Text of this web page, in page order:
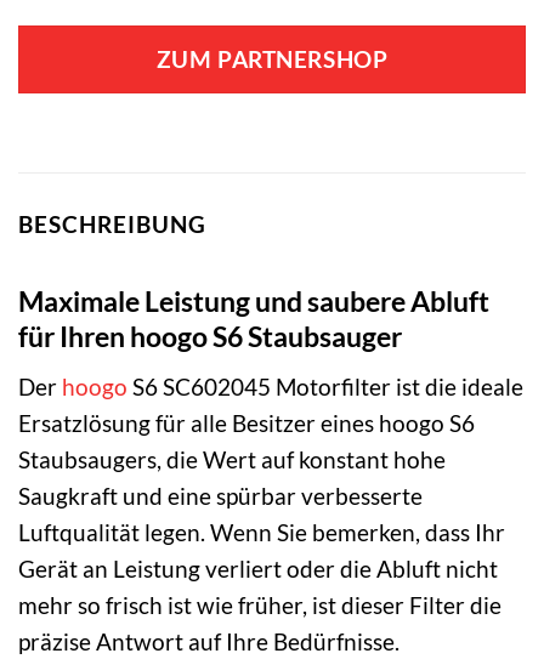
ZUM PARTNERSHOP
BESCHREIBUNG
Maximale Leistung und saubere Abluft
für Ihren hoogo S6 Staubsauger
Der hoogo S6 SC602045 Motorfilter ist die ideale
Ersatzlösung für alle Besitzer eines hoogo S6
Staubsaugers, die Wert auf konstant hohe
Saugkraft und eine spürbar verbesserte
Luftqualität legen. Wenn Sie bemerken, dass Ihr
Gerät an Leistung verliert oder die Abluft nicht
mehr so frisch ist wie früher, ist dieser Filter die
präzise Antwort auf Ihre Bedürfnisse.